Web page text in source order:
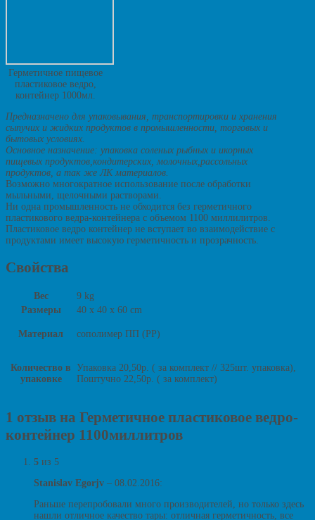
Герметичное пищевое
пластиковое ведро,
контейнер 1000мл.
Предназначено для упаковывания, транспортировки и хранения
сыпучих и жидких продуктов в промышленности, торговых и
бытовых условиях.
Основное назначение: упаковка соленых рыбных и икорных
пищевых продуктов,кондитерских, молочных,рассольных
продуктов, а так же ЛК материалов.
Возможно многократное использование после обработки
мыльными, щелочными растворами.
Ни одна промышленность не обходится без герметичного
пластикового ведра-контейнера с объемом 1100 миллилитров.
Пластиковое ведро контейнер не вступает во взаимодействие с
продуктами имеет высокую герметичность и прозрачность.
Свойства
Вес
9 kg
Размеры
40 x 40 x 60 cm
Материал сополимер ПП (PP)
Количество в
упаковке
Упаковка 20,50р. ( за комплект // 325шт. упаковка),
Поштучно 22,50р. ( за комплект)
1 отзыв на Герметичное пластиковое ведро-
контейнер 1100миллитров
5 из 5
Stanislav Egorjv – 08.02.2016:
Раньше перепробовали много производителей, но только здесь
нашли отличное качество тары: отличная герметичность, все